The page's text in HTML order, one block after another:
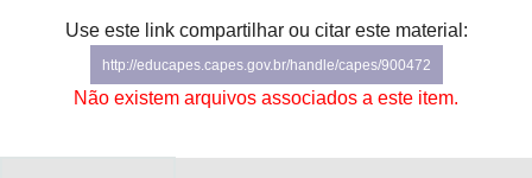
Gabinete de Segurança Institucional
Use este link compartilhar ou citar este material:
http://educapes.capes.gov.br/handle/capes/900472
Não existem arquivos associados a este item.